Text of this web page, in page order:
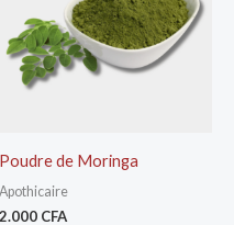
Poudre de Moringa
Apothicaire
2.000 CFA